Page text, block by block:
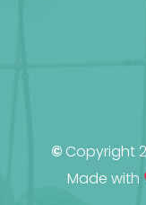
© Copyright
Made with